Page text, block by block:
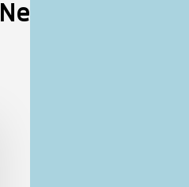
Nederland